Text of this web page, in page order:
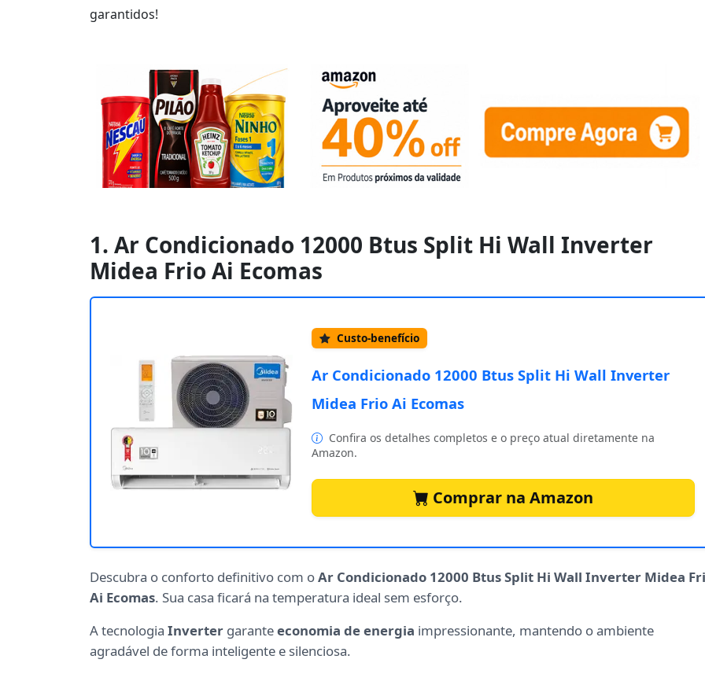
garantidos!
1. Ar Condicionado 12000 Btus Split Hi Wall Inverter
Midea Frio Ai Ecomas
Custo-benefício
Ar Condicionado 12000 Btus Split Hi Wall Inverter
Midea Frio Ai Ecomas
Confira os detalhes completos e o preço atual diretamente na
Amazon.
Comprar na Amazon
Descubra o conforto definitivo com oAr Condicionado 12000 Btus Split Hi Wall Inverter Midea
Ai Ecomas. Sua casa ficará na temperatura ideal sem esforço.
A tecnologia Inverter garanteeconomia de energia impressionante, mantendo o ambiente
agradável de forma inteligente e silenciosa.